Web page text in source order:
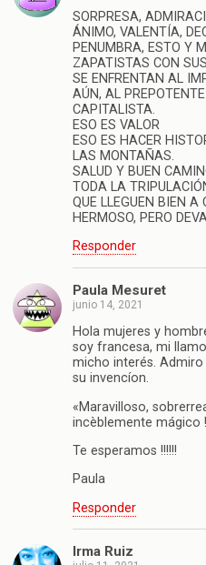
SORPRESA,
ÁNIMO, VALENTÍA,
PENUMBRA, ESTO Y
ZAPATISTAS CON
SE ENFRENTAN AL
AÚN, AL
CAPITALISTA.
ESO ES VALOR
ESO ES HACER
LAS MONTAÑAS.
SALUD Y BUEN
TODA LA
QUE LLEGUEN BIEN A
HERMOSO, PERO
Responder
Paula Mesuret
junio 14, 2021
Hola mujeres y
soy francesa, mi
micho interés.
su invencíon.
«Maravilloso,
incèblemente mágico
Te esperamos !!!!!!
Paula
Responder
Irma Ruiz